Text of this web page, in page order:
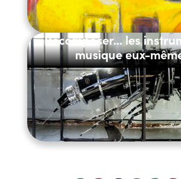
Recomposer... les
musique eux-